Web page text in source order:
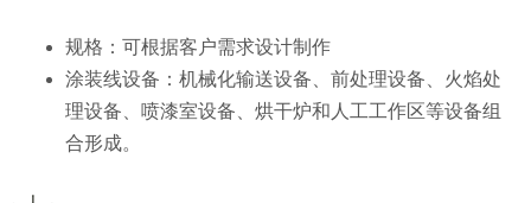
规格：可根据客户需求设计制作
涂装线设备：机械化输送设备、前处理设备、火焰处
理设备、喷漆室设备、烘干炉和人工工作区等设备组
合形成。